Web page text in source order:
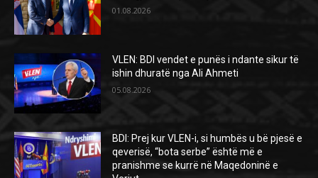
01.08.2026
VLEN: BDI vendet e punës i ndante sikur të
ishin dhuratë nga Ali Ahmeti
05.08.2026
BDI: Prej kur VLEN-i, si humbës u bë pjesë e
qeverisë, “bota serbe” është më e
pranishme se kurrë në Maqedoninë e